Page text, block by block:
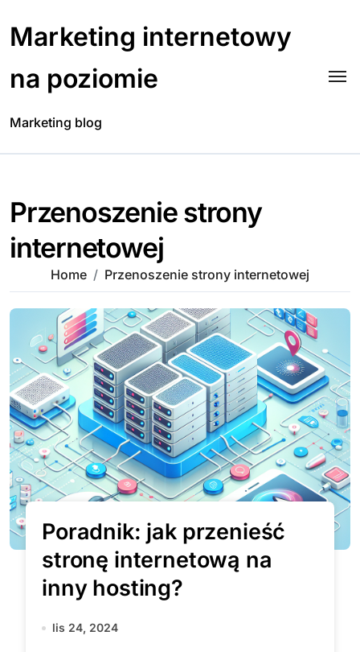
content
Marketing internetowy
na poziomie
Marketing blog
Przenoszenie strony
internetowej
Home Przenoszenie strony internetowej
Poradnik: jak przenieść
stronę internetową na
inny hosting?
lis 24, 2024